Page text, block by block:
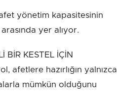
yönetim kapasitesinin
yer alıyor.
BİR KESTEL İÇİN
afetlere hazırlığın yalnızca
mümkün olduğunu